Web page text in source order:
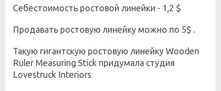
Себестоимость ростовой линейки - 1,2 $
Продавать ростовую линейку можно по 5$ .
Такую гигантскую ростовую линейку Wooden
Ruler Measuring Stick придумала студия
Lovestruck Interiors